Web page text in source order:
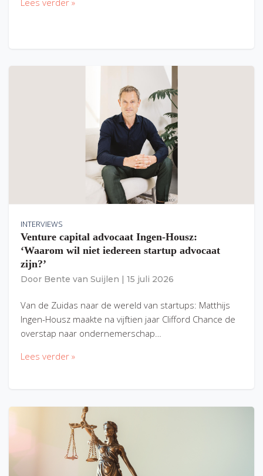
INTERVIEWS
Venture capital advocaat Ingen-Housz:
‘Waarom wil niet iedereen startup advocaat
zijn?’
Door Bente van Suijlen 15 juli 2026
Van de Zuidas naar de wereld van startups: Matthijs
Ingen-Housz maakte na vijftien jaar Clifford Chance de
overstap naar ondernemerschap…
Lees verder »